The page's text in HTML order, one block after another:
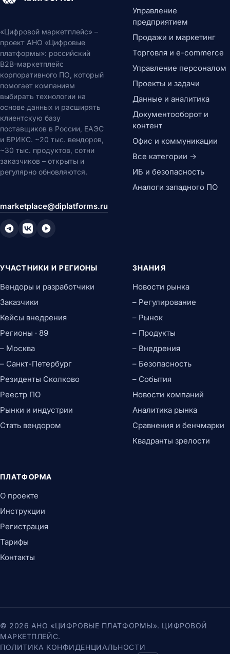
«Цифровой маркетплейс» –
проект АНО «Цифровые
платформы»: российский
B2B-маркетплейс
корпоративного ПО, который
помогает компаниям
выбирать технологии на
основе данных и расширять
клиентскую базу
поставщиков в России, ЕАЭС
и БРИКС. ~20 тыс. вендоров,
~30 тыс. продуктов, сотни
заказчиков – открыты и
регулярно обновляются.
marketplace@diplatforms.ru
Управление
предприятием
Продажи и маркетинг
Торговля и e-commerce
Управление персоналом
Проекты и задачи
Данные и аналитика
Документооборот и
контент
Офис и коммуникации
Все категории →
ИБ и безопасность
Аналоги западного ПО
УЧАСТНИКИ И РЕГИОНЫ
Вендоры и разработчики
Заказчики
Кейсы внедрения
Регионы · 89
– Москва
– Санкт-Петербург
Резиденты Сколково
Реестр ПО
Рынки и индустрии
Стать вендором
ЗНАНИЯ
Новости рынка
– Регулирование
– Рынок
– Продукты
– Внедрения
– Безопасность
– События
Новости компаний
Аналитика рынка
Сравнения и бенчмарки
Квадранты зрелости
ПЛАТФОРМА
О проекте
Инструкции
Регистрация
Тарифы
Контакты
© 2026 АНО «ЦИФРОВЫЕ ПЛАТФОРМЫ». ЦИФРОВОЙ
МАРКЕТПЛЕЙС.
ПОЛИТИКА КОНФИДЕНЦИАЛЬНОСТИ